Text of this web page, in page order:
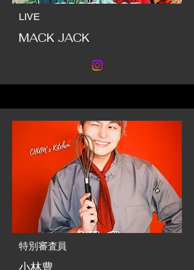
LIVE
MACK JACK
特別審査員